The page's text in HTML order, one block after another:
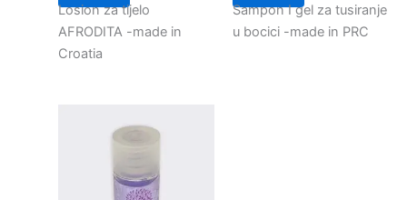
Losion za tijelo
AFRODITA -made in
Croatia
Sampon I gel za tusiranje
u bocici -made in PRC